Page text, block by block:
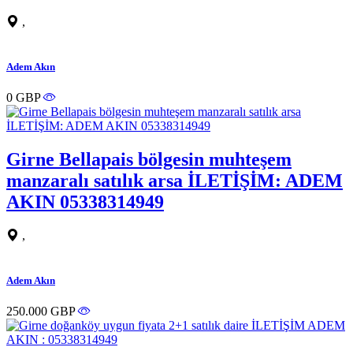
,
Adem Akın
0 GBP
Girne Bellapais bölgesin muhteşem
manzaralı satılık arsa İLETİŞİM: ADEM
AKIN 05338314949
,
Adem Akın
250.000 GBP